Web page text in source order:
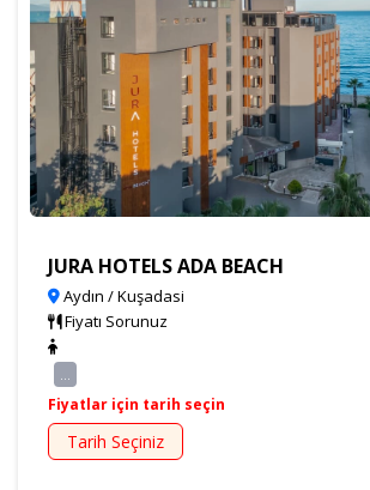
JURA HOTELS ADA BEACH
Aydın / Kuşadasi
Fiyatı Sorunuz
...
Fiyatlar için tarih seçin
Tarih Seçiniz